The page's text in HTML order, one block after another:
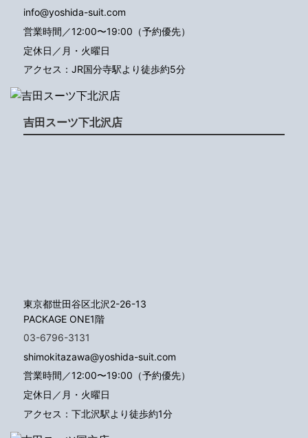
info@yoshida-suit.com
営業時間／12:00〜19:00（予約優先）
定休日／月・火曜日
アクセス：JR国分寺駅より徒歩約5分
吉田スーツ下北沢店
東京都世田谷区北沢2-26-13
PACKAGE ONE1階
03-6796-3131
shimokitazawa@yoshida-suit.com
営業時間／12:00〜19:00（予約優先）
定休日／月・火曜日
アクセス：下北沢駅より徒歩約1分